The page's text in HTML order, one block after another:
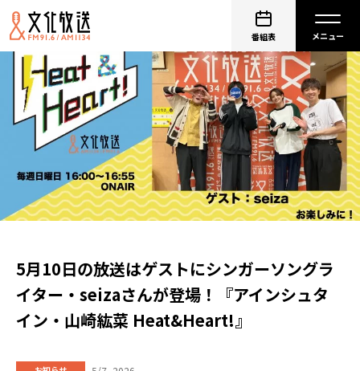
番組表
5月10日の放送はゲストにシンガーソングラ
イター・seizaさんが登場！『アインシュタ
イン・山崎紘菜 Heat&Heart!』